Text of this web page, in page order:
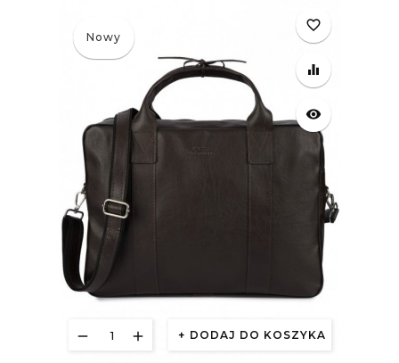
Nowy
DODAJ DO KOSZYKA
favorite_border
equalizer
visibility